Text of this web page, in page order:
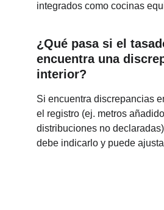
integrados como cocinas
¿Qué pasa si el
encuentra una
interior?
Si encuentra discrepancias
el registro (ej. metros
distribuciones no
debe indicarlo y puede